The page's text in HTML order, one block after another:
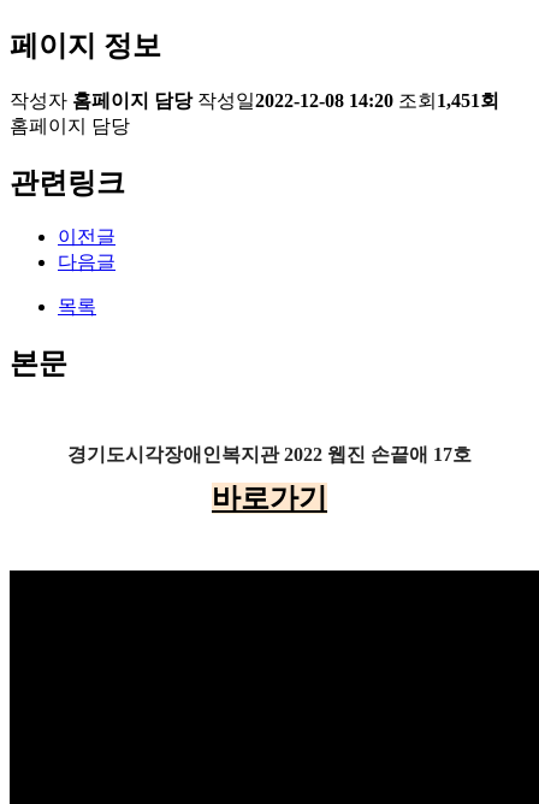
페이지 정보
작성자 홈페이지 담당 작성일2022-12-08 14:20 조회 1,451회
홈페이지 담당
관련링크
이전글
다음글
목록
본문
경기도시각장애인복지관 2022 웹진 손끝애 17호
바로가기